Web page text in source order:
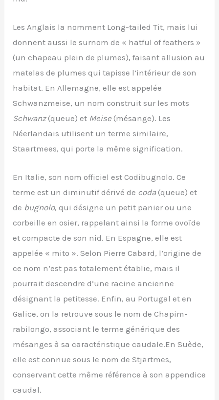
Les Anglais la nomment Long-tailed Tit, mais lui
donnent aussi le surnom de « hatful of feathers »
(un chapeau plein de plumes), faisant allusion au
matelas de plumes qui tapisse l’intérieur de son
habitat. En Allemagne, elle est appelée
Schwanzmeise, un nom construit sur les mots
Schwanz(queue) et Meise (mésange). Les
Néerlandais utilisent un terme similaire,
Staartmees, qui porte la même signification.
En Italie, son nom officiel est Codibugnolo. Ce
terme est un diminutif dérivé de coda(queue) et
de bugnolo, qui désigne un petit panier ou une
corbeille en osier, rappelant ainsi la forme ovoïde
et compacte de son nid. En Espagne, elle est
appelée « mito ». Selon Pierre Cabard, l’origine de
ce nom n’est pas totalement établie, mais il
pourrait descendre d’une racine ancienne
désignant la petitesse. Enfin, au Portugal et en
Galice, on la retrouve sous le nom de Chapim-
rabilongo, associant le terme générique des
mésanges à sa caractéristique caudale.En Suède,
elle est connue sous le nom de Stjärtmes,
conservant cette même référence à son appendice
caudal.